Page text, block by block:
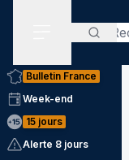
Bulletin France
Week-end
15 jours
Alerte 8 jours